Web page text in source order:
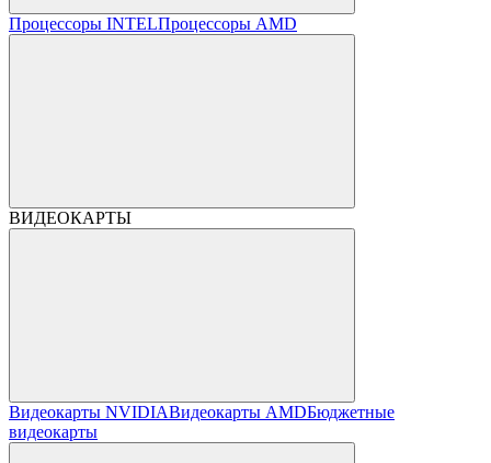
Процессоры INTELПроцессоры AMD
ВИДЕОКАРТЫ
Видеокарты NVIDIAВидеокарты AMDБюджетные
видеокарты